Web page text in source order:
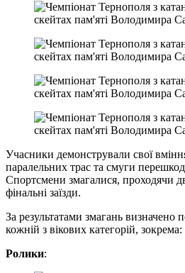
Учасники демонстрували свої
паралельних трас та смуги
Спортсмени змагалися, проходячи
фінальні заїзди.
За результатами змагань визначено
кожній з вікових категорій, зокрема:
Ролики: